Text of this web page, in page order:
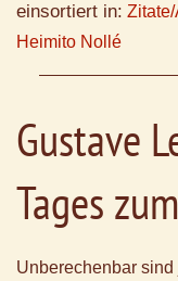
einsortiert in:
Heimito Nollé
Gustave
Tages
Unberechenbar